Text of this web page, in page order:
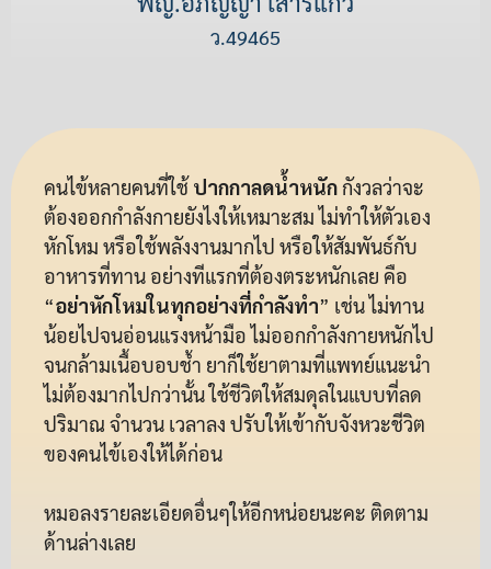
ว.49465
คนไข้หลายคนที่ใช้ ปากกาลดน้ำหนักกังวลว่าจะ
ต้องออกกำลังกายยังไงให้เหมาะสม ไม่ทำให้ตัวเอง
หักโหม หรือใช้พลังงานมากไป หรือให้สัมพันธ์กับ
อาหารที่ทาน อย่างทีแรกที่ต้องตระหนักเลย คือ
“อย่าหักโหมในทุกอย่างที่กำลังทำ” เช่น ไม่ทาน
น้อยไปจนอ่อนแรงหน้ามือ ไม่ออกกำลังกายหนักไป
จนกล้ามเนื้อบอบช้ำ ยาก็ใช้ยาตามที่แพทย์แนะนำ
ไม่ต้องมากไปกว่านั้น ใช้ชีวิตให้สมดุลในแบบที่ลด
ปริมาณ จำนวน เวลาลง ปรับให้เข้ากับจังหวะชีวิต
ของคนไข้เองให้ได้ก่อน
หมอลงรายละเอียดอื่นๆให้อีกหน่อยนะคะ ติดตาม
ด้านล่างเลย